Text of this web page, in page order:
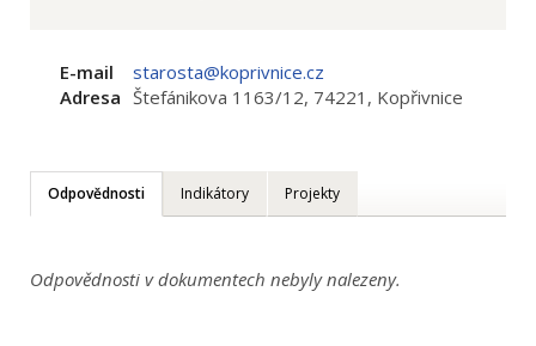
E-mail
starosta@koprivnice.cz
Adresa Štefánikova 1163/12, 74221, Kopřivnice
Odpovědnosti Indikátory Projekty
Odpovědnosti v dokumentech nebyly nalezeny.